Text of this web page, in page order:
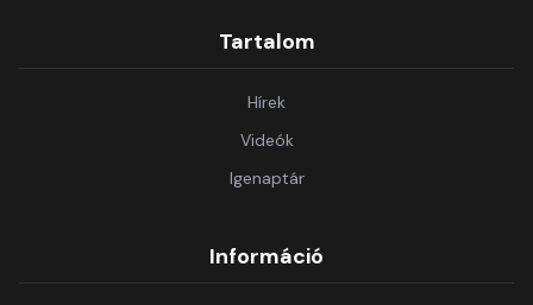
Tartalom
Hírek
Videók
Igenaptár
Információ